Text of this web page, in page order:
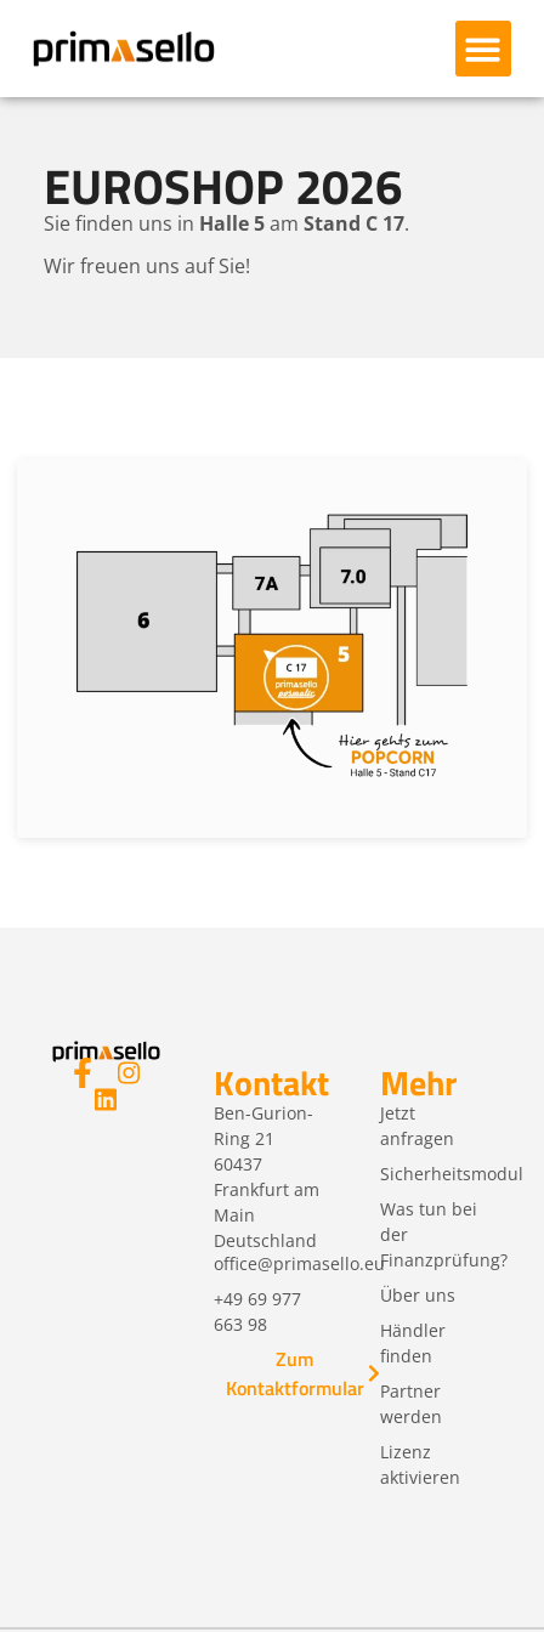
EUROSHOP 2026
Sie finden uns in Halle 5am Stand C 17.
Wir freuen uns auf Sie!
Mehr
Jetzt
anfragen
Sicherheitsmodul
Was tun bei
der
Finanzprüfung?
Über uns
Händler
finden
Partner
werden
Lizenz
aktivieren
Kontakt
Ben-Gurion-
Ring 21
60437
Frankfurt am
Main
Deutschland
office@primasello.eu
+49 69 977
663 98
Zum
Kontaktformular